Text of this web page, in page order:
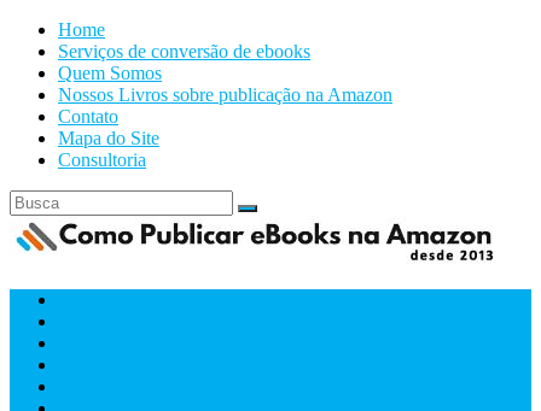
Home
Serviços de conversão de ebooks
Quem Somos
Nossos Livros sobre publicação na Amazon
Contato
Mapa do Site
Consultoria